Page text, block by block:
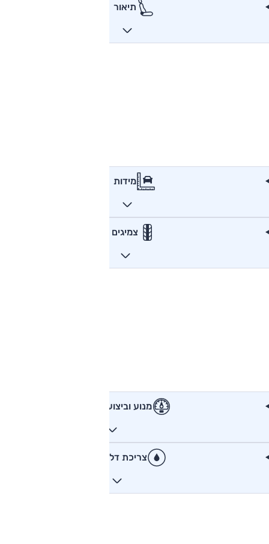
תיאור
מידות
צמיגים
מנוע וביצועים
צריכת דלק